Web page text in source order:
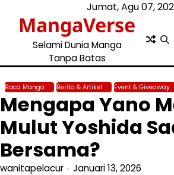
content
Jumat, Agu 07,
MangaVerse
Selami Dunia Manga
Tanpa Batas
Baca Manga Berita & Artikel Event & Giveaway
Mengapa Yano
Mulut Yoshida
Bersama?
wanitapelacur Januari 13, 2026